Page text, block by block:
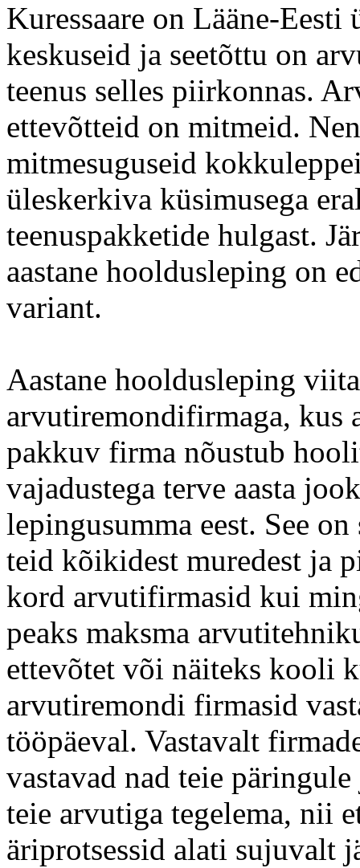
Kuressaare on Lääne-
keskuseid ja seetõttu on
teenus selles piirkonnas.
ettevõtteid on mitmeid.
mitmesuguseid
üleskerkiva küsimusega
teenuspakketide hulgast.
aastane hooldusleping on
variant.
Aastane hooldusleping
arvutiremondifirmaga, kus
pakkuv firma nõustub
vajadustega terve aasta
lepingusumma eest. See
teid kõikidest muredest ja
kord arvutifirmasid kui
peaks maksma
ettevõtet või näiteks kooli
arvutiremondi firmasid
tööpäeval. Vastavalt
vastavad nad teie
teie arvutiga tegelema, nii
äriprotsessid alati sujuvalt